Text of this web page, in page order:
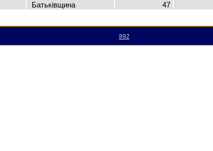
Батьківщина 47
892